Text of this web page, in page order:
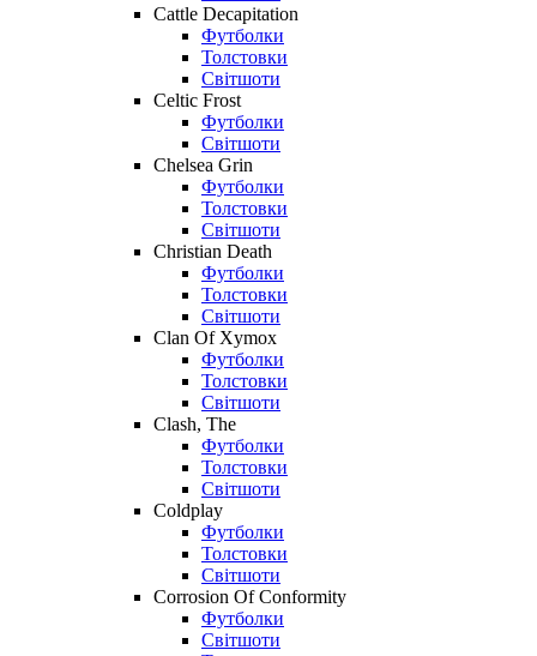
Cattle Decapitation
Футболки
Толстовки
Світшоти
Celtic Frost
Футболки
Світшоти
Chelsea Grin
Футболки
Толстовки
Світшоти
Christian Death
Футболки
Толстовки
Світшоти
Clan Of Xymox
Футболки
Толстовки
Світшоти
Clash, The
Футболки
Толстовки
Світшоти
Coldplay
Футболки
Толстовки
Світшоти
Corrosion Of Conformity
Футболки
Світшоти